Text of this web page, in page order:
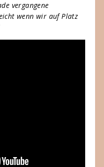
vergangene
wenn wir auf Platz